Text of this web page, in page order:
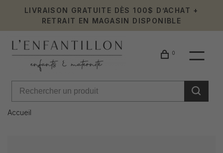
LIVRAISON GRATUITE DÈS 100$ D’ACHAT +
RETRAIT EN MAGASIN DISPONIBLE
0
Accueil